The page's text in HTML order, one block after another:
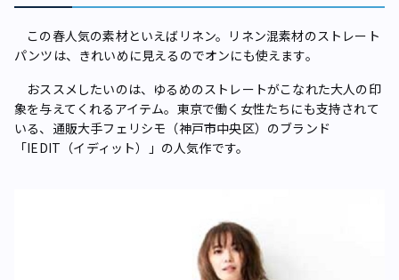
この春人気の素材といえばリネン。リネン混素材のストレート
パンツは、きれいめに見えるのでオンにも使えます。
おススメしたいのは、ゆるめのストレートがこなれた大人の印
象を与えてくれるアイテム。東京で働く女性たちにも支持されて
いる、通販大手フェリシモ（神戸市中央区）のブランド
「IEDIT（イディット）」の人気作です。